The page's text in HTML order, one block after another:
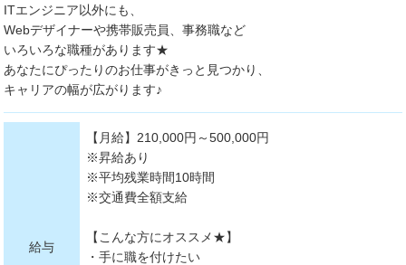
ITエンジニア以外にも、
Webデザイナーや携帯販売員、事務職など
いろいろな職種があります★
あなたにぴったりのお仕事がきっと見つかり、
キャリアの幅が広がります♪
給与
【月給】210,000円～500,000円
※昇給あり
※平均残業時間10時間
※交通費全額支給
【こんな方にオススメ★】
・手に職を付けたい